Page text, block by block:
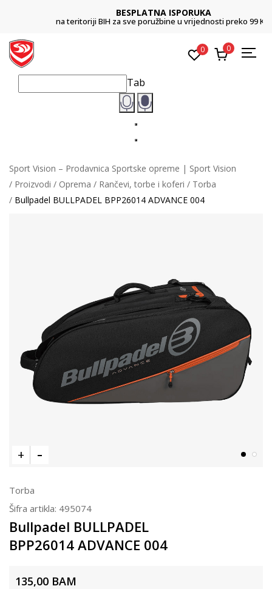
BESPLATNA ISPORUKA
na teritoriji BIH za sve poružbine u vrijednosti preko 99 KM
0 0
Tab
Sport Vision – Prodavnica Sportske opreme | Sport Vision
Proizvodi
Oprema Rančevi, torbe i koferi
Torba
Bullpadel BULLPADEL BPP26014 ADVANCE 004
Torba
Šifra artikla: 495074
Bullpadel BULLPADEL
BPP26014 ADVANCE 004
135,00 BAM